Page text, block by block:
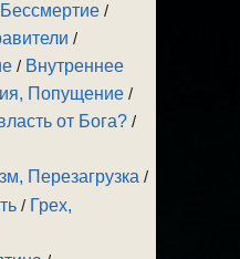
/
/
/ Внутреннее
Попущение /
от Бога? /
Перезагрузка /
/ Грех,